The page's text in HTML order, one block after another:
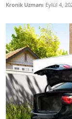
Kronik Uzmanı Eylül 4,